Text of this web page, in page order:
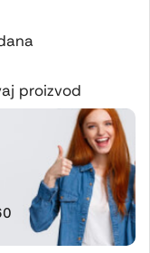
proizvod